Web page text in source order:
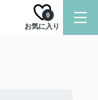
お気に入り
0